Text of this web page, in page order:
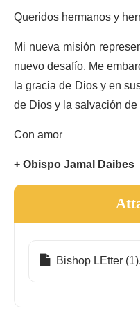
Queridos hermanos y
Mi nueva misión
nuevo desafío. Me
la gracia de Dios y en
de Dios y la salvación
Con amor
+ Obispo Jamal Daibes
Bishop LEtter